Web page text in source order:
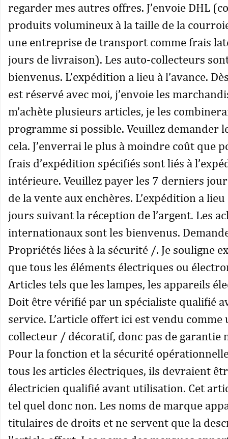
regarder mes autres offres. J’envoie DHL
produits volumineux à la taille de la
une entreprise de transport comme frais
jours de livraison). Les auto-collecteurs
bienvenus. L’expédition a lieu à l’avance.
est réservé avec moi, j’envoie les
m’achète plusieurs articles, je les
programme si possible. Veuillez demander
cela. J’enverrai le plus à moindre coût que
frais d’expédition spécifiés sont liés à
intérieure. Veuillez payer les 7 derniers
de la vente aux enchères. L’expédition a
jours suivant la réception de l’argent. Les
internationaux sont les bienvenus.
Propriétés liées à la sécurité /. Je souligne
que tous les éléments électriques ou
Articles tels que les lampes, les appareils
Doit être vérifié par un spécialiste qualifié
service. L’article offert ici est vendu comme
collecteur / décoratif, donc pas de garantie
Pour la fonction et la sécurité
tous les articles électriques, ils devraient
électricien qualifié avant utilisation. Cet
tel quel donc non. Les noms de marque
titulaires de droits et ne servent que la